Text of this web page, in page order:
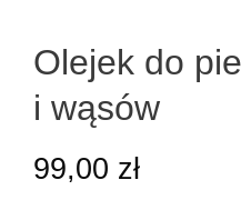
Olejek do
i wąsów
99,00 zł